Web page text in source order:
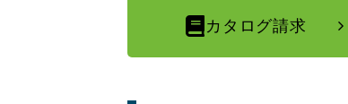
カタログ請求